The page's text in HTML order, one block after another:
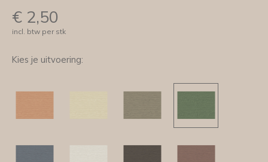
€ 2,50
incl. btw per stk
Kies je uitvoering: